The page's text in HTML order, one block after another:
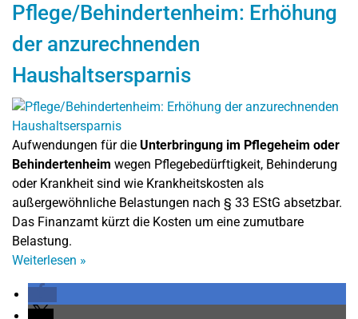
Pflege/Behindertenheim: Erhöhung
der anzurechnenden
Haushaltsersparnis
Aufwendungen für die Unterbringung im Pflegeheim oder
Behindertenheim wegen Pflegebedürftigkeit, Behinderung
oder Krankheit sind wie Krankheitskosten als
außergewöhnliche Belastungen nach § 33 EStG absetzbar.
Das Finanzamt kürzt die Kosten um eine zumutbare
Belastung.
Weiterlesen »